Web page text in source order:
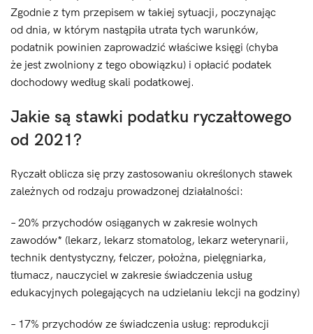
Zgodnie z tym przepisem w takiej sytuacji, poczynając
od dnia, w którym nastąpiła utrata tych warunków,
podatnik powinien zaprowadzić właściwe księgi (chyba
że jest zwolniony z tego obowiązku) i opłacić podatek
dochodowy według skali podatkowej.
Jakie są stawki podatku ryczałtowego
od 2021?
Ryczałt oblicza się przy zastosowaniu określonych stawek
zależnych od rodzaju prowadzonej działalności:
– 20% przychodów osiąganych w zakresie wolnych
zawodów* (lekarz, lekarz stomatolog, lekarz weterynarii,
technik dentystyczny, felczer, położna, pielęgniarka,
tłumacz, nauczyciel w zakresie świadczenia usług
edukacyjnych polegających na udzielaniu lekcji na godziny)
– 17% przychodów ze świadczenia usług: reprodukcji